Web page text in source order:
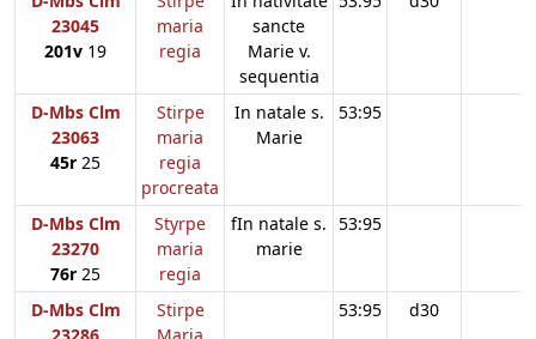
23045
201v 19
maria
regia
sancte
Marie v.
sequentia
D-Mbs Clm
23063
45r 25
Stirpe
maria
regia
procreata
In natale s.
Marie
53:95
D-Mbs Clm
23270
76r 25
Styrpe
maria
regia
fIn natale s.
marie
53:95
D-Mbs Clm
Stirpe
53:95 d30